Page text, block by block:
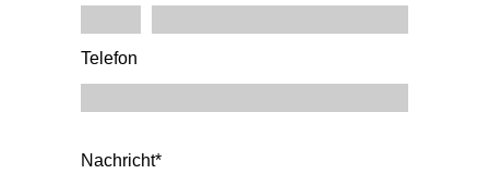
Telefon
Nachricht*